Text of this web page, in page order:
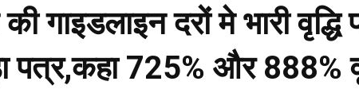
दरों मे भारी वृद्धि
725% और 888%